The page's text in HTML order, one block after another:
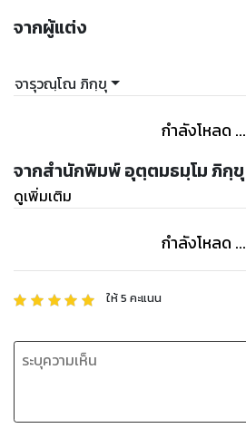
จากผู้แต่ง
จารุวณฺโณ ภิกฺขุ
กำลังโหลด ...
จากสำนักพิมพ์ อุตฺตมธมฺโม ภิกฺขุ
ดูเพิ่มเติม
กำลังโหลด ...
ให้5 คะแนน